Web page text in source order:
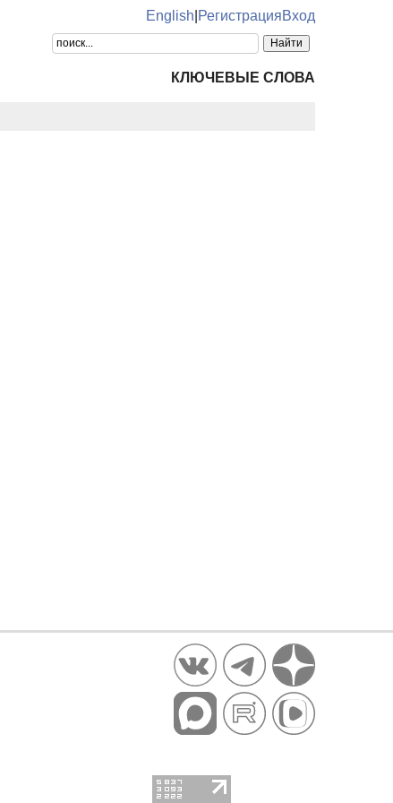
English РегистрацияВход
КЛЮЧЕВЫЕ СЛОВА